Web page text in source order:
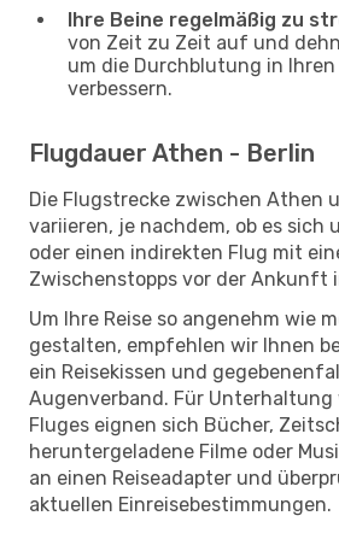
Ihre Beine regelmäßig zu
von Zeit zu Zeit auf und
um die Durchblutung in
verbessern.
Flugdauer Athen - Berlin
Die Flugstrecke zwischen Athen
variieren, je nachdem, ob es sich
oder einen indirekten Flug mit
Zwischenstopps vor der Ankunft
Um Ihre Reise so angenehm wie
gestalten, empfehlen wir Ihnen
ein Reisekissen und
Augenverband. Für Unterhaltung
Fluges eignen sich Bücher,
heruntergeladene Filme oder
an einen Reiseadapter und
aktuellen Einreisebestimmungen.